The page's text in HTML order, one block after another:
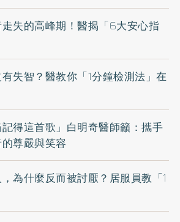
失的高峰期！醫揭「6大安心指
失智？醫教你「1分鐘檢測法」在
記得這首歌」白明奇醫師籲：攜手
尊嚴與笑容
為什麼反而被討厭？居服員教「1